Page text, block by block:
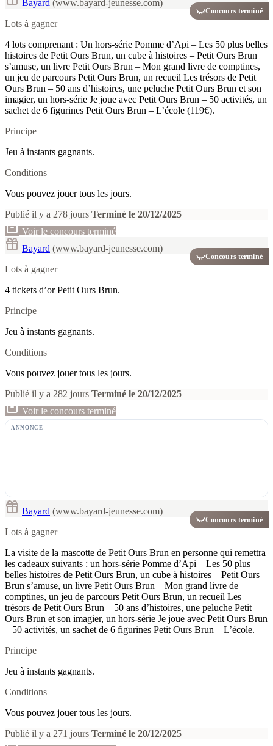
Concours terminé
Bayard (www.bayard-jeunesse.com)
Lots à gagner
4 lots comprenant : Un hors-série Pomme d’Api – Les 50 plus belles
histoires de Petit Ours Brun, un cube à histoires – Petit Ours Brun
s’amuse, un livre Petit Ours Brun – Mon grand livre de comptines,
un jeu de parcours Petit Ours Brun, un recueil Les trésors de Petit
Ours Brun – 50 ans d’histoires, une peluche Petit Ours Brun et son
imagier, un hors-série Je joue avec Petit Ours Brun – 50 activités, un
sachet de 6 figurines Petit Ours Brun – L’école (119€).
Principe
Jeu à instants gagnants.
Conditions
Vous pouvez jouer tous les jours.
Publié il y a 278 jours Terminé le 20/12/2025
Voir le concours terminé
Concours terminé
Bayard (www.bayard-jeunesse.com)
Lots à gagner
4 tickets d’or Petit Ours Brun.
Principe
Jeu à instants gagnants.
Conditions
Vous pouvez jouer tous les jours.
Publié il y a 282 jours Terminé le 20/12/2025
Voir le concours terminé
ANNONCE
Concours terminé
Bayard (www.bayard-jeunesse.com)
Lots à gagner
La visite de la mascotte de Petit Ours Brun en personne qui remettra
les cadeaux suivants : un hors-série Pomme d’Api – Les 50 plus
belles histoires de Petit Ours Brun, un cube à histoires – Petit Ours
Brun s’amuse, un livre Petit Ours Brun – Mon grand livre de
comptines, un jeu de parcours Petit Ours Brun, un recueil Les
trésors de Petit Ours Brun – 50 ans d’histoires, une peluche Petit
Ours Brun et son imagier, un hors-série Je joue avec Petit Ours Brun
– 50 activités, un sachet de 6 figurines Petit Ours Brun – L’école.
Principe
Jeu à instants gagnants.
Conditions
Vous pouvez jouer tous les jours.
Publié il y a 271 jours Terminé le 20/12/2025